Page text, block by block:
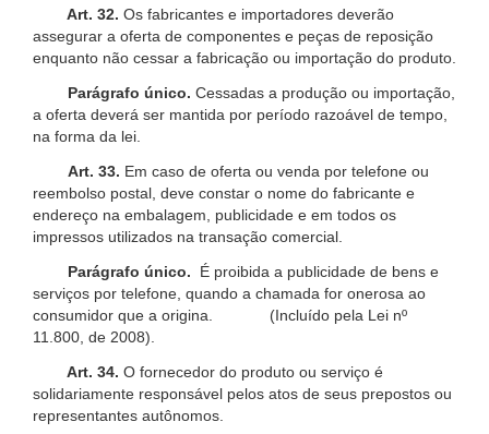
Art. 32. Os fabricantes e importadores deverão
assegurar a oferta de componentes e peças de reposição
enquanto não cessar a fabricação ou importação do produto.
Parágrafo único. Cessadas a produção ou importação,
a oferta deverá ser mantida por período razoável de tempo,
na forma da lei.
Art. 33. Em caso de oferta ou venda por telefone ou
reembolso postal, deve constar o nome do fabricante e
endereço na embalagem, publicidade e em todos os
impressos utilizados na transação comercial.
Parágrafo único.
É proibida a publicidade de bens e
serviços por telefone, quando a chamada for onerosa ao
consumidor que a origina. (Incluído pela Lei nº
11.800, de 2008).
Art. 34. O fornecedor do produto ou serviço é
solidariamente responsável pelos atos de seus prepostos ou
representantes autônomos.